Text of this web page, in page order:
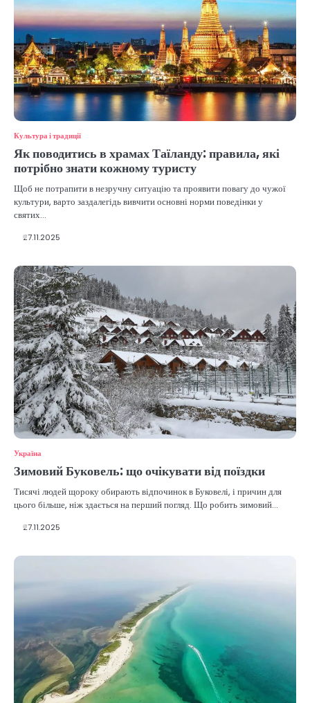
Культура і традиції
Як поводитись в храмах Таїланду: правила, які
потрібно знати кожному туристу
Щоб не потрапити в незручну ситуацію та проявити повагу до чужої
культури, варто заздалегідь вивчити основні норми поведінки у
святих…
27.11.2025
Україна
Зимовий Буковель: що очікувати від поїздки
Тисячі людей щороку обирають відпочинок в Буковелі, і причин для
цього більше, ніж здається на перший погляд. Що робить зимовий…
27.11.2025